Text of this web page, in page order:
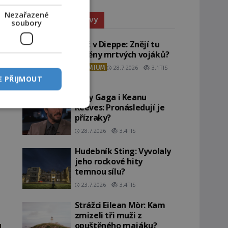
Paranormální jevy
Pláž v Dieppe: Znějí tu
ozvěny mrtvých vojáků?
PREMIUM 28.7.2026 3.1TIS
Lady Gaga i Keanu
Reeves: Pronásledují je
přízraky?
28.7.2026 3.4TIS
Hudebník Sting: Vyvolaly
jeho rockové hity
temnou sílu?
23.7.2026 3.4TIS
Strážci Eilean Mòr: Kam
zmizeli tři muži z
opuštěného majáku?
Nezařazené
soubory
PŘIJMOUT